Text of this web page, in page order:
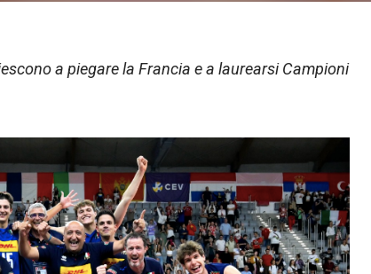
a piegare la Francia e a laurearsi Campioni